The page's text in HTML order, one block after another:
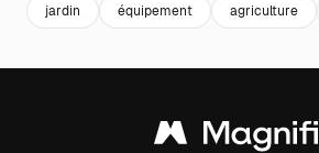
jardin équipement agriculture